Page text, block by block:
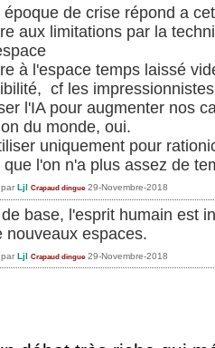
époque de crise répond a
aux limitations par la
à l'espace temps laissé
cf les
l'IA pour augmenter nos
du monde, oui.
uniquement pour
que l'on n'a plus assez de
par Ljl Crapaud dingue 29-Novembre-2018
base, l'esprit humain est
nouveaux espaces.
par Ljl Crapaud dingue 29-Novembre-2018